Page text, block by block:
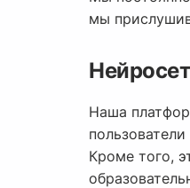
мы
Наша
Кроме того,